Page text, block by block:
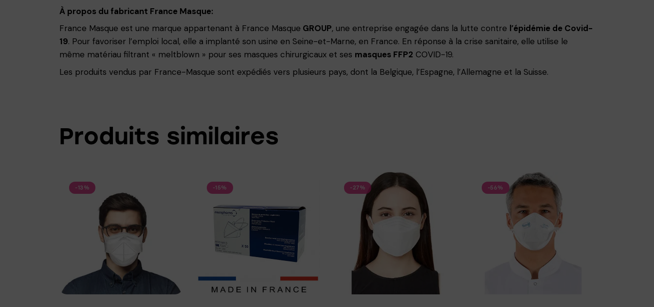
À propos du fabricant France Masque:
France Masque est une marque appartenant à France Masque GROUP, une entreprise engagée dans la lutte contre l’épidémie de Covid-
19. Pour favoriser l’emploi local, elle a implanté son usine en Seine-et-Marne, en France. En réponse à la crise sanitaire, elle utilise le
même matériau filtrant « meltblown » pour ses masques chirurgicaux et ses masques FFP2 COVID-19.
Les produits vendus par France-Masque sont expédiés vers plusieurs pays, dont la Belgique, l’Espagne, l’Allemagne et la Suisse.
Produits similaires
-13% -15% -27% -56%